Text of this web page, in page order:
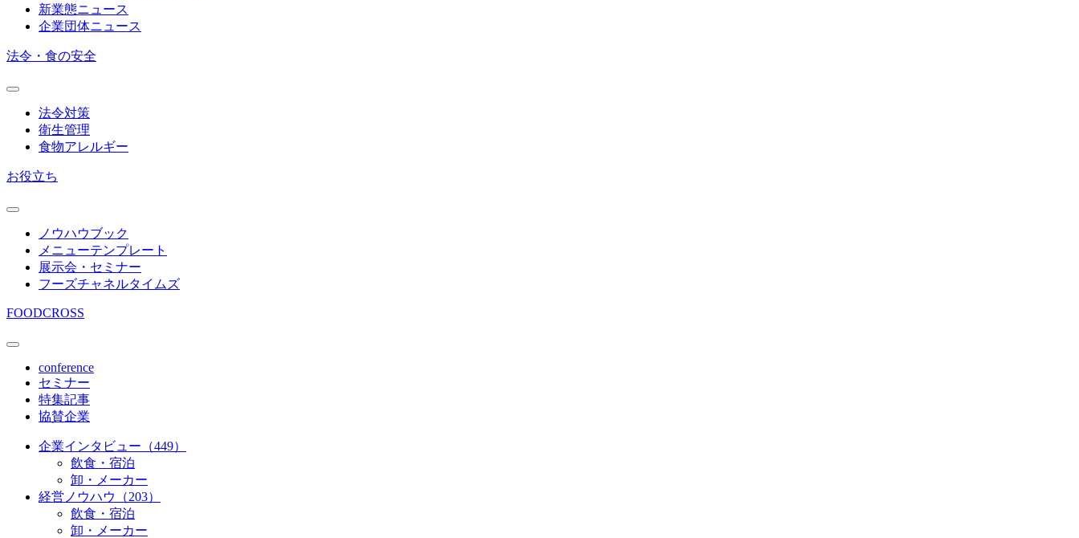
新業態ニュース
企業団体ニュース
法令・食の安全
法令対策
衛生管理
食物アレルギー
お役立ち
ノウハウブック
メニューテンプレート
展示会・セミナー
フーズチャネルタイムズ
FOODCROSS
conference
セミナー
特集記事
協賛企業
企業インタビュー（449）
飲食・宿泊
卸・メーカー
経営ノウハウ（203）
飲食・宿泊
卸・メーカー